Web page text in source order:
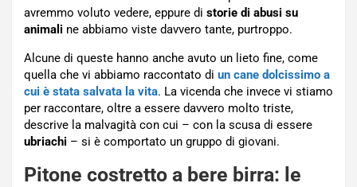
avremmo voluto vedere, eppure di storie di abusi su
animali ne abbiamo viste davvero tante, purtroppo.
Alcune di queste hanno anche avuto un lieto fine, come
quella che vi abbiamo raccontato di un cane dolcissimo a
cui è stata salvata la vita. La vicenda che invece vi stiamo
per raccontare, oltre a essere davvero molto triste,
descrive la malvagità con cui – con la scusa di essere
ubriachi – si è comportato un gruppo di giovani.
Pitone costretto a bere birra: le